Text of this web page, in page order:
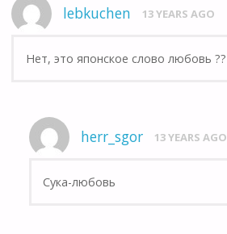
lebkuchen 13 YEARS AGO
Нет, это японское слово любовь ??
herr_sgor 13 YEARS AGO
Сука-любовь